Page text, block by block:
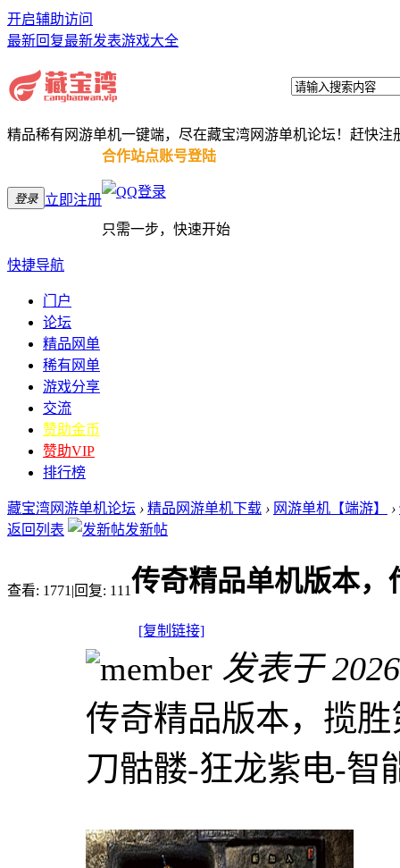
开启辅助访问
最新回复最新发表游戏大全
精品稀有网游单机一键端，尽在藏宝湾网游单机论坛！赶快注
登录 立即注册
合作站点账号登陆
只需一步，快速开始
快捷导航
门户
论坛
精品网单
稀有网单
游戏分享
交流
赞助金币
赞助VIP
排行榜
藏宝湾网游单机论坛 › 精品网游单机下载 › 网游单机【端游】 ›
返回列表
发新帖
查看: 1771 |回复: 111传奇精品单机版本
[复制链接]
发表于
传奇精品版本，揽
刀骷髅-狂龙紫电-智